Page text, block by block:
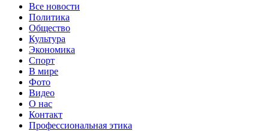
Все новости
Политика
Общество
Культура
Экономика
Спорт
В мире
Фото
Видео
О нас
Контакт
Профессиональная этика